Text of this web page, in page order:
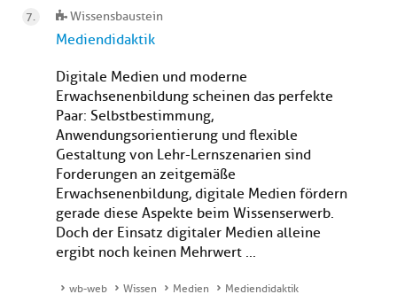
Wissensbaustein
Mediendidaktik
Digitale Medien und moderne
Erwachsenenbildung scheinen das perfekte
Paar: Selbstbestimmung,
Anwendungsorientierung und flexible
Gestaltung von Lehr-Lernszenarien sind
Forderungen an zeitgemäße
Erwachsenenbildung, digitale Medien fördern
gerade diese Aspekte beim Wissenserwerb.
Doch der Einsatz digitaler Medien alleine
ergibt noch keinen Mehrwert ...
wb-web Wissen Medien Mediendidaktik